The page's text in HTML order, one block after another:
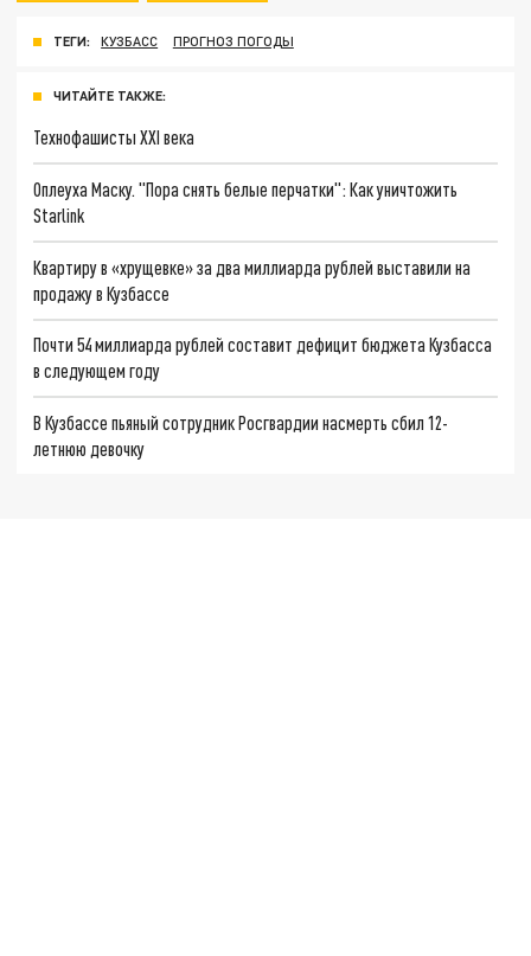
ТЕГИ: КУЗБАСС ПРОГНОЗ ПОГОДЫ
ЧИТАЙТЕ ТАКЖЕ:
Технофашисты XXI века
Оплеуха Маску. "Пора снять белые перчатки": Как уничтожить
Starlink
Квартиру в «хрущевке» за два миллиарда рублей выставили на
продажу в Кузбассе
Почти 54 миллиарда рублей составит дефицит бюджета Кузбасса
в следующем году
В Кузбассе пьяный сотрудник Росгвардии насмерть сбил 12-
летнюю девочку